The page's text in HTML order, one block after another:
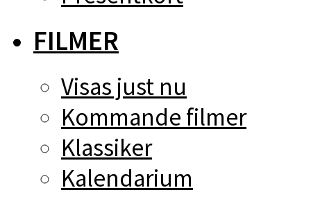
FILMER
Visas just nu
Kommande filmer
Klassiker
Kalendarium